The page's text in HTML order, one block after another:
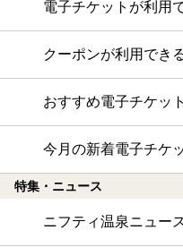
電子チケットが利用
クーポンが利用でき
おすすめ電子チケッ
今月の新着電子チケ
特集・ニュース
ニフティ温泉ニュー